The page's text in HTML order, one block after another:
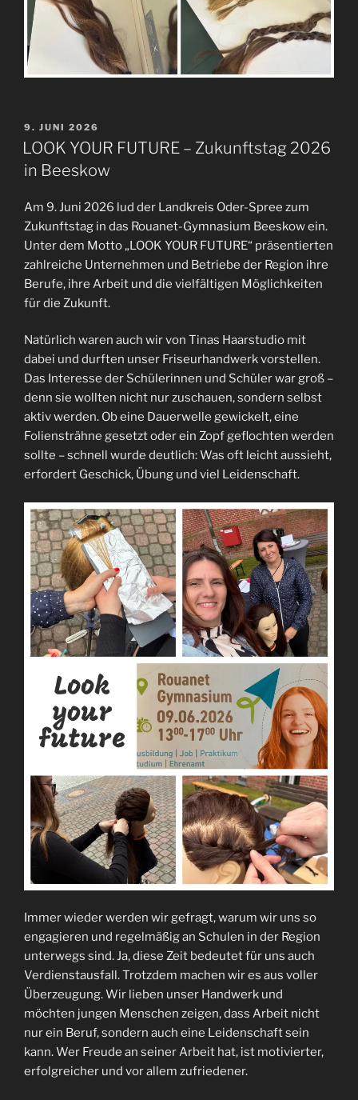
VERÖFFENTLICHT
AM
9. JUNI 2026
LOOK YOUR FUTURE – Zukunftstag 2026
in Beeskow
Am 9. Juni 2026 lud der Landkreis Oder-Spree zum
Zukunftstag in das Rouanet-Gymnasium Beeskow ein.
Unter dem Motto „LOOK YOUR FUTURE“ präsentierten
zahlreiche Unternehmen und Betriebe der Region ihre
Berufe, ihre Arbeit und die vielfältigen Möglichkeiten
für die Zukunft.
Natürlich waren auch wir von Tinas Haarstudio mit
dabei und durften unser Friseurhandwerk vorstellen.
Das Interesse der Schülerinnen und Schüler war groß –
denn sie wollten nicht nur zuschauen, sondern selbst
aktiv werden. Ob eine Dauerwelle gewickelt, eine
Foliensträhne gesetzt oder ein Zopf geflochten werden
sollte – schnell wurde deutlich: Was oft leicht aussieht,
erfordert Geschick, Übung und viel Leidenschaft.
Immer wieder werden wir gefragt, warum wir uns so
engagieren und regelmäßig an Schulen in der Region
unterwegs sind. Ja, diese Zeit bedeutet für uns auch
Verdienstausfall. Trotzdem machen wir es aus voller
Überzeugung. Wir lieben unser Handwerk und
möchten jungen Menschen zeigen, dass Arbeit nicht
nur ein Beruf, sondern auch eine Leidenschaft sein
kann. Wer Freude an seiner Arbeit hat, ist motivierter,
erfolgreicher und vor allem zufriedener.